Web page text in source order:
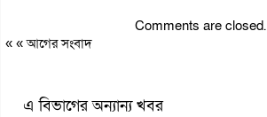
Comments are closed.
« «আগের সংবাদ
এ বিভাগের অন্যান্য খবর